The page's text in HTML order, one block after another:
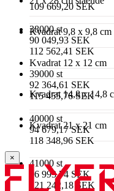
109 669,20 SEK
38000 st
90 049,93 SEK
112 562,41 SEK
39000 st
92 364,61 SEK
115 455,76 SEK
40000 st
94 679,17 SEK
118 348,96 SEK
41000 st
96 993,74 SEK
121 242,18 SEK
Kvadrat 9,8 x 9,8 cm
Kvadrat 12 x 12 cm
Kvadrat 14,8 x 14,8
Kvadrat 21 x 21 cm
×